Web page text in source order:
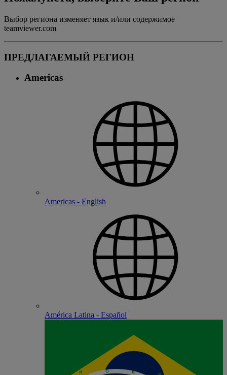
Выбор региона изменяет язык и/или содержимое
teamviewer.com
ПРЕДЛАГАЕМЫЙ РЕГИОН
Americas
Americas - English
América Latina - Español